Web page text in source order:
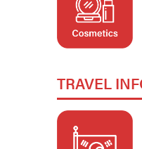
TRAVEL